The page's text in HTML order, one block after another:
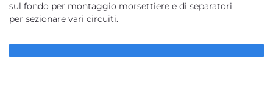
sul fondo per montaggio morsettiere e di separatori
per sezionare vari circuiti.